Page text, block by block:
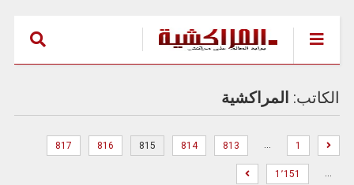
الكاتب: المراكشية
1
…
813
814
815
816
817
… 1٬151